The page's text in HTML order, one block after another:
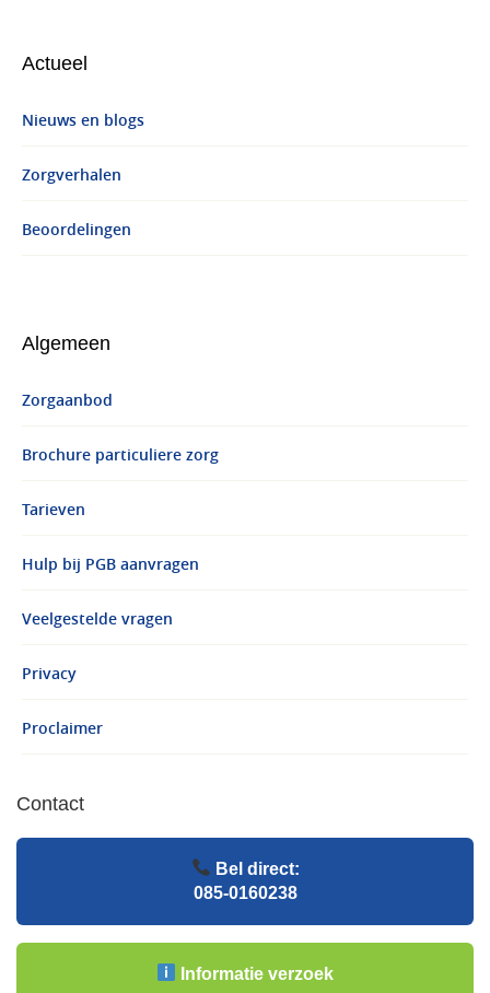
Actueel
Nieuws en blogs
Zorgverhalen
Beoordelingen
Algemeen
Zorgaanbod
Brochure particuliere zorg
Tarieven
Hulp bij PGB aanvragen
Veelgestelde vragen
Privacy
Proclaimer
Contact
Bel direct:
085-0160238
Informatie verzoek